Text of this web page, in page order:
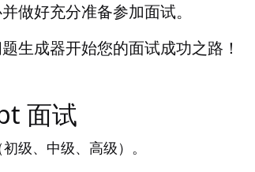
做好充分准备参加面试。
生成器开始您的面试成功之路！
面试
级、中级、高级）。